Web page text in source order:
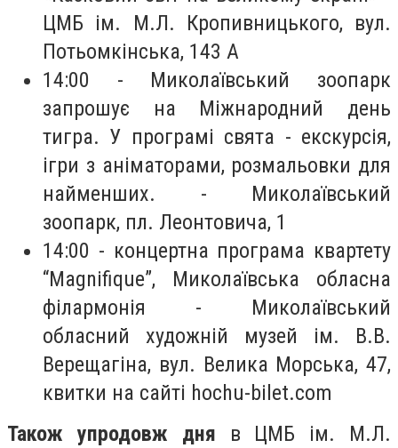
ЦМБ ім. М.Л. Кропивницького, вул.
Потьомкінська, 143 А
14:00 - Миколаївський зоопарк
запрошує на Міжнародний день
тигра. У програмі свята - екскурсія,
ігри з аніматорами, розмальовки для
найменших. - Миколаївський
зоопарк, пл. Леонтовича, 1
14:00 - концертна програма квартету
“Magnifique”, Миколаївська обласна
філармонія - Миколаївський
обласний художній музей ім. В.В.
Верещагіна, вул. Велика Морська, 47,
квитки на сайті hochu-bilet.com
Також упродовж дня в ЦМБ ім. М.Л.